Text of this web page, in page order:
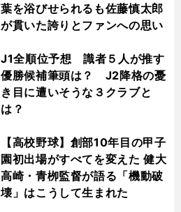
葉を浴びせられるも佐藤慎太郎
が貫いた誇りとファンへの思い
J1全順位予想 識者５人が推す
優勝候補筆頭は？ J2降格の憂
き目に遭いそうな３クラブと
は？
【高校野球】創部10年目の甲子
園初出場がすべてを変えた 健大
高崎・青栁監督が語る「機動破
壊」はこうして生まれた